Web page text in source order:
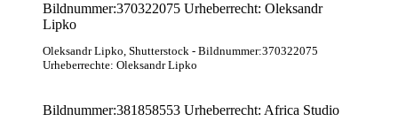
Bildnummer:370322075 Urheberrecht: Oleksandr
Lipko
Oleksandr Lipko, Shutterstock - Bildnummer:370322075
Urheberrechte: Oleksandr Lipko
Bildnummer:381858553 Urheberrecht: Africa Studio